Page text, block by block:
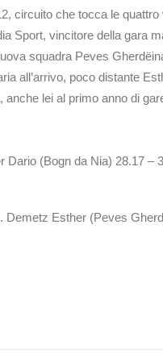
circuito che tocca le
Sport, vincitore della gara
squadra Peves
all’arrivo, poco distante
lei al primo anno di
(Bogn da Nia) 28.17
Esther (Peves